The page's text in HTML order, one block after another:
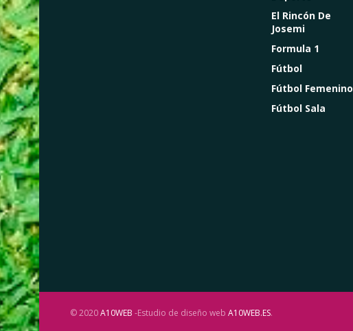
El Rincón De
Josemi
Formula 1
Fútbol
Fútbol Femenino
Fútbol Sala
© 2020A10WEB -Estudio de diseño web A10WEB.ES.